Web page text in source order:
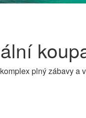
plný zábavy a